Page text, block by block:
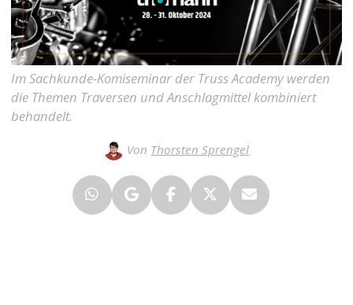
Im Sachkunde-Komiseminar der Truss Academy werden
die Themen Traversen und Anschlagmittel kombiniert
behandelt.
Von Thorsten Sprengel